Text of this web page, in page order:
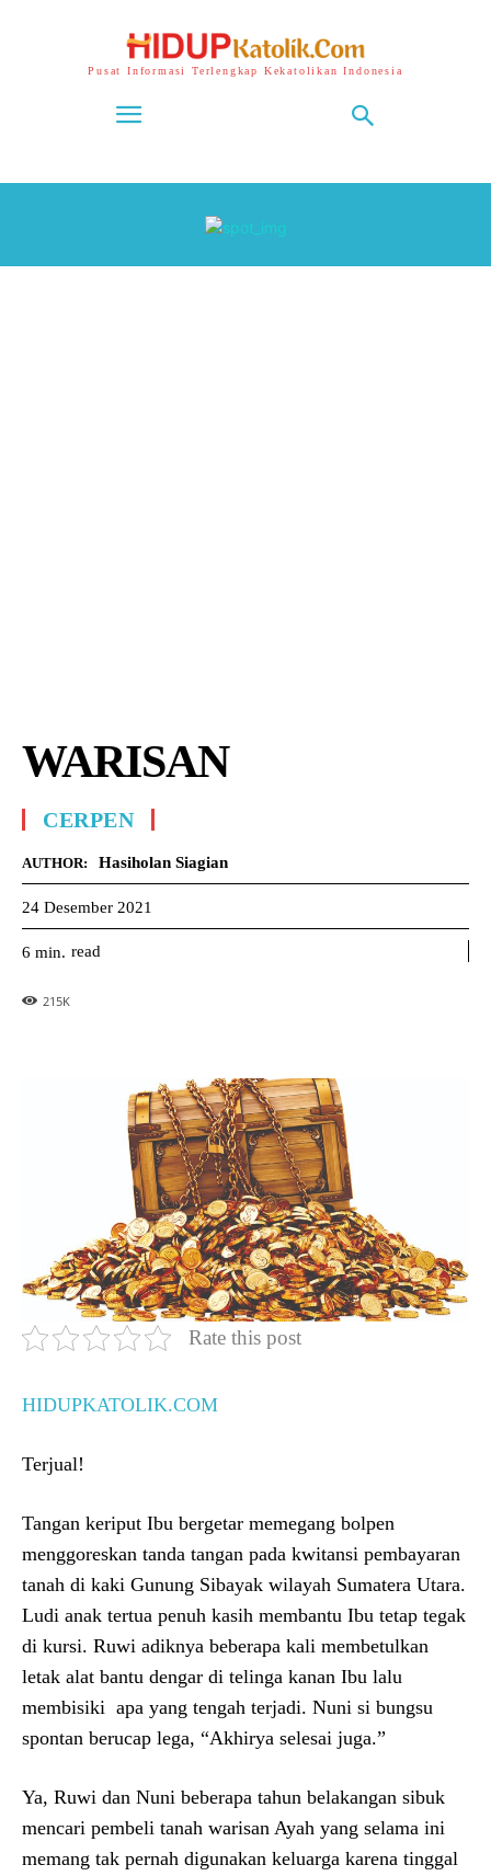
Pusat Informasi Terlengkap Kekatolikan Indonesia
WARISAN
CERPEN
AUTHOR: Hasiholan Siagian
24 Desember 2021
6 min. read
215K
Rate this post
HIDUPKATOLIK.COM
Terjual!
Tangan keriput Ibu bergetar memegang bolpen
menggoreskan tanda tangan pada kwitansi pembayaran
tanah di kaki Gunung Sibayak wilayah Sumatera Utara.
Ludi anak tertua penuh kasih membantu Ibu tetap tegak
di kursi. Ruwi adiknya beberapa kali membetulkan
letak alat bantu dengar di telinga kanan Ibu lalu
membisiki apa yang tengah terjadi. Nuni si bungsu
spontan berucap lega, “Akhirya selesai juga.”
Ya, Ruwi dan Nuni beberapa tahun belakangan sibuk
mencari pembeli tanah warisan Ayah yang selama ini
memang tak pernah digunakan keluarga karena tinggal